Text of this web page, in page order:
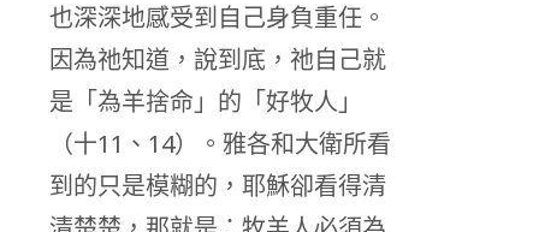
也深深地感受到自己身負重任。
因為祂知道，說到底，祂自己就
是「為羊捨命」的「好牧人」
（十11、14）。雅各和大衛所看
到的只是模糊的，耶穌卻看得清